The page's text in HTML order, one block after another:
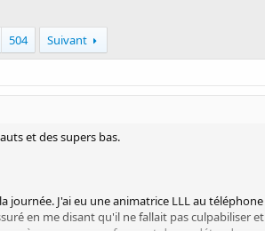
504 Suivant
et des supers bas.
journée. J'ai eu une animatrice LLL au
en me disant qu'il ne fallait pas culpabiliser